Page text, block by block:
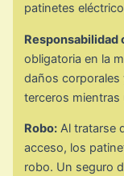
patinetes
Responsabilidad
obligatoria en la
daños corporales
terceros mientras
Robo: Al tratarse
acceso, los
robo. Un seguro